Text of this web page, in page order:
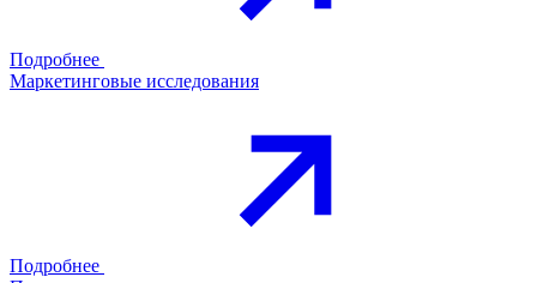
Подробнее
Маркетинговые исследования
Подробнее